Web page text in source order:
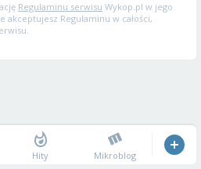
Regulaminu serwisu Wykop.pl w jego
akceptujesz Regulaminu w całości,
Hity Mikroblog